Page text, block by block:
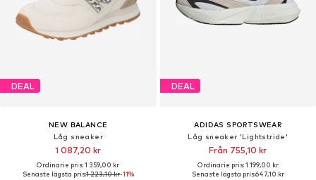
DEAL
NEW BALANCE
Låg sneaker
1 087,20 kr
Ordinarie pris: 1 359,00 kr
Senaste lägsta pris:1 223,10 kr-11%
DEAL
ADIDAS SPORTSWEAR
Låg sneaker 'Lightstride'
Från 755,10 kr
Ordinarie pris: 1 199,00 kr
Senaste lägsta pris:647,10 kr